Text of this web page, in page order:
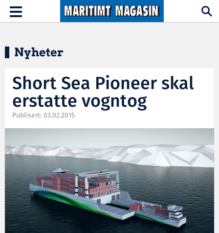
Hopp til hovedinnhold
Toggle
navigation
Nyheter
Short Sea Pioneer skal
erstatte vogntog
Publisert: 03.02.2015